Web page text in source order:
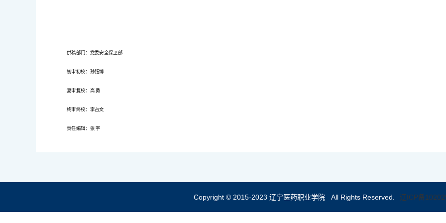
供稿部门：党委安全保卫部
初审初校：孙钰博
复审复校：高 勇
终审终校：李占文
责任编辑：张 宇
Copyright © 2015-2023 辽宁医药职业学院 All Rights Reserved. 辽ICP备